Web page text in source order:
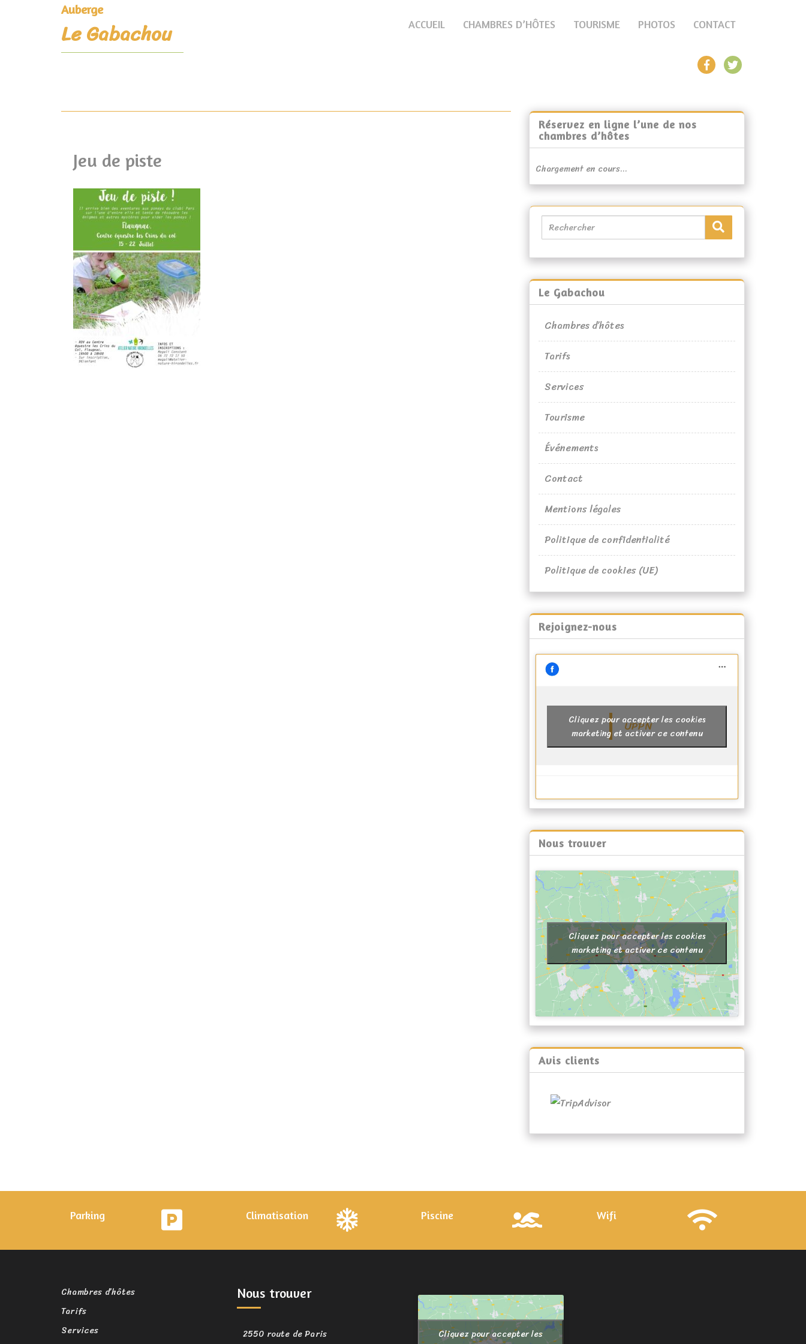
Auberge
Le Gabachou ACCUEIL CHAMBRES D’HÔTES TOURISME PHOTOS CONTACT
Jeu de piste
Réservez en ligne l’une de nos
chambres d’hôtes
Chargement en cours...
Le Gabachou
Chambres d’hôtes
Tarifs
Services
Tourisme
Événements
Contact
Mentions légales
Politique de confidentialité
Politique de cookies (UE)
Rejoignez-nous
UPPN
Cliquez pour accepter les cookies
marketing et activer ce contenu
Nous trouver
Cliquez pour accepter les cookies
marketing et activer ce contenu
Avis clients
Parking Climatisation Piscine Wifi
Chambres d’hôtes
Tarifs
Services
Nous trouver
2550 route de Paris
Cliquez pour accepter les